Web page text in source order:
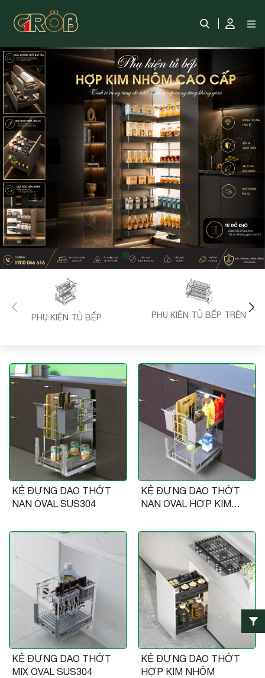
PHỤ KIỆN TỦ BẾP PHỤ KIỆN TỦ BẾP TRÊN
KỆ ĐỰNG DAO THỚT
NAN OVAL SUS304
KỆ ĐỰNG DAO THỚT
NAN OVAL HỢP KIM
KỆ ĐỰNG DAO THỚT
MIX OVAL SUS304
KỆ ĐỰNG DAO THỚT
HỢP KIM NHÔM